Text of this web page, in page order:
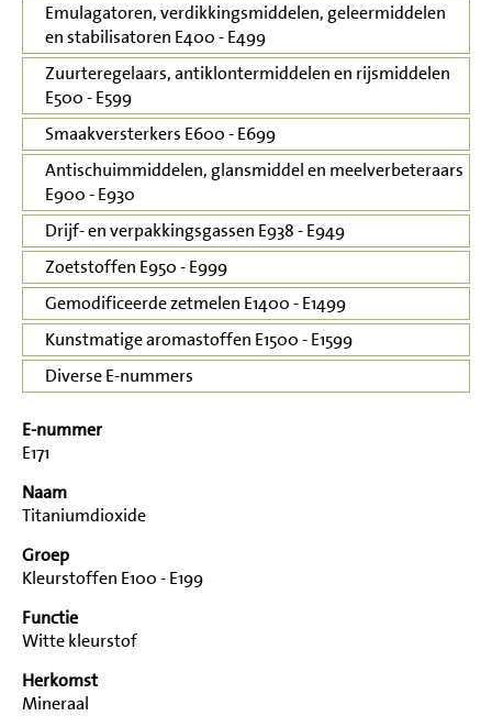
Emulagatoren, verdikkingsmiddelen, geleermiddelen
en stabilisatoren E400 - E499
Zuurteregelaars, antiklontermiddelen en rijsmiddelen
E500 - E599
Smaakversterkers E600 - E699
Antischuimmiddelen, glansmiddel en meelverbeteraars
E900 - E930
Drijf- en verpakkingsgassen E938 - E949
Zoetstoffen E950 - E999
Gemodificeerde zetmelen E1400 - E1499
Kunstmatige aromastoffen E1500 - E1599
Diverse E-nummers
E-nummer
E171
Naam
Titaniumdioxide
Groep
Kleurstoffen E100 - E199
Functie
Witte kleurstof
Herkomst
Mineraal